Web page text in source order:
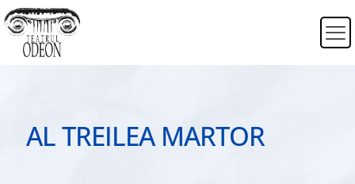
AL TREILEA MARTOR